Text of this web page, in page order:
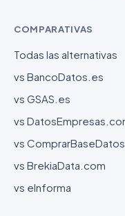
COMPARATIVAS
Todas las alternativas
vs BancoDatos.es
vs GSAS.es
vs
vs
vs BrekiaData.com
vs eInforma